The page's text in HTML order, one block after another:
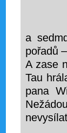
a
pořadů
A zase
Tau
pana